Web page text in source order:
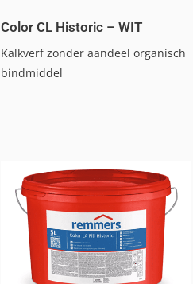
Color CL Historic – WIT
Kalkverf zonder aandeel organisch
bindmiddel